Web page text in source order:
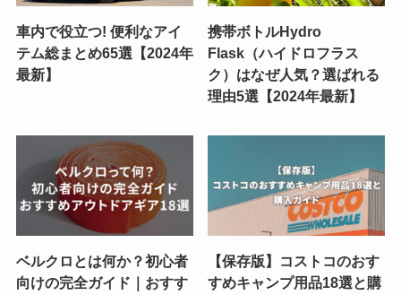
車内で役立つ! 便利なアイ
テム総まとめ65選【2024年
最新】
携帯ボトルHydro
Flask（ハイドロフラス
ク）はなぜ人気？選ばれる
理由5選【2024年最新】
ベルクロとは何か？初心者
向けの完全ガイド｜おすす
【保存版】コストコのおす
すめキャンプ用品18選と購